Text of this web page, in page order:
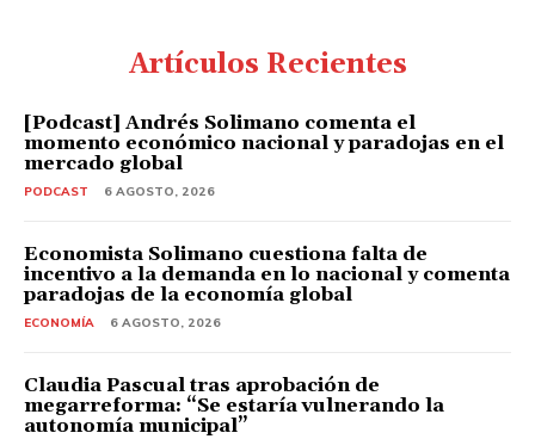
Artículos Recientes
[Podcast] Andrés Solimano comenta el
momento económico nacional y paradojas en el
mercado global
PODCAST 6 AGOSTO, 2026
Economista Solimano cuestiona falta de
incentivo a la demanda en lo nacional y comenta
paradojas de la economía global
ECONOMÍA 6 AGOSTO, 2026
Claudia Pascual tras aprobación de
megarreforma: “Se estaría vulnerando la
autonomía municipal”